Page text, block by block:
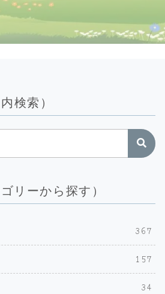
検索）
リーから探す）
367
157
34